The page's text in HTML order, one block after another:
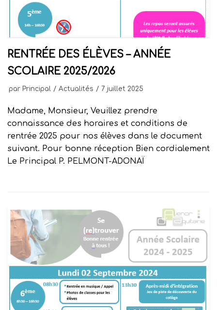
RENTRÉE DES ÉLÈVES – ANNÉE
SCOLAIRE 2025/2026
par Principal Actualités 7 juillet 2025
Madame, Monsieur, Veuillez prendre
connaissance des horaires et conditions de
rentrée 2025 pour nos élèves dans le document
suivant. Pour bonne réception Bien cordialement
Le Principal P. PELMONT-ADONAÏ